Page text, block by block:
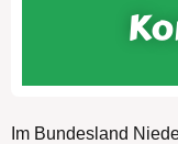
Im Bundesland